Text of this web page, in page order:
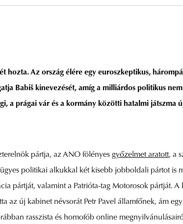
hozta. Az ország élére egy euroszkeptikus,
Babiš kinevezését, amíg a milliárdos politikus
a prágai vár és a kormány közötti hatalmi játszma
pártja, az ANO fölényes győzelmet aratott, a
politikai alkukkal két kisebb jobboldali pártot is
pártját, valamint a Patrióta-tag Motorosok pártját.
az új kabinet névsorát Petr Pavel államfőnek, ám
rasszista és homofób online